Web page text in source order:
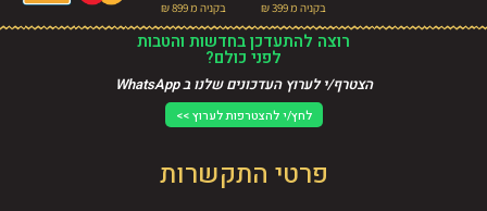
בקניה מ 399 ₪
בקניה מ 899 ₪
רוצה להתעדכן בחדשות והטבות
לפני כולם?
הצטרף/י לערוץ העדכונים שלנו ב WhatsApp
לחץ/י להצטרפות לערוץ >>
פרטי התקשרות